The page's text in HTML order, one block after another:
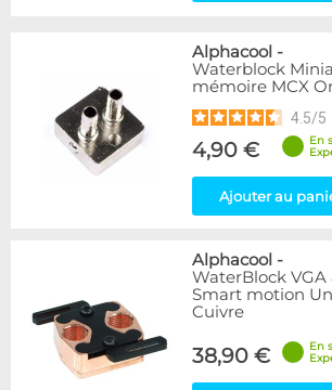
Alphacool -
Waterblock
mémoire MCX
4.5/5
4,90 €
En
Ajouter au
Alphacool -
WaterBlock VGA
Smart motion
Cuivre
38,90 €
En